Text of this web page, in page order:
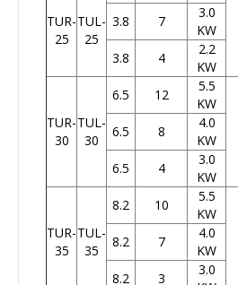
TUR-
25
TUL-
25
3.8 7
3.0
KW
3.8
4
2.2
KW
TUR-
30
TUL-
30
6.5 12
5.5
KW
6.5 8
4.0
KW
6.5
4
3.0
KW
TUR-
35
TUL-
35
8.2 10
5.5
KW
8.2 7
4.0
KW
8.2
3
3.0